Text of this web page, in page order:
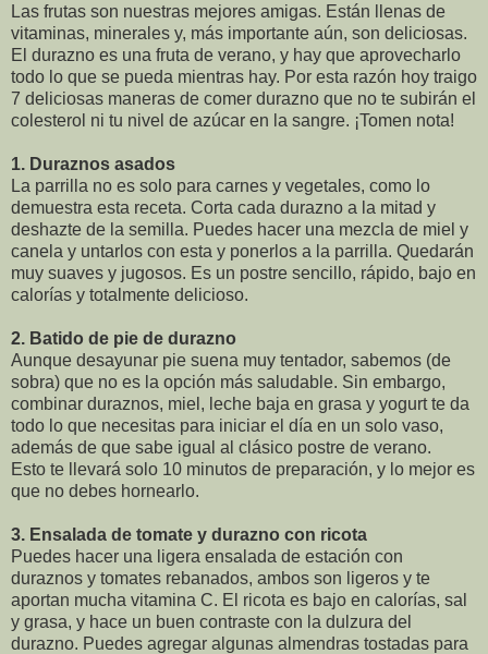
Las frutas son nuestras mejores amigas. Están llenas de
vitaminas, minerales y, más importante aún, son deliciosas.
El durazno es una fruta de verano, y hay que aprovecharlo
todo lo que se pueda mientras hay. Por esta razón hoy traigo
7 deliciosas maneras de comer durazno que no te subirán el
colesterol ni tu nivel de azúcar en la sangre. ¡Tomen nota!
1. Duraznos asados
La parrilla no es solo para carnes y vegetales, como lo
demuestra esta receta. Corta cada durazno a la mitad y
deshazte de la semilla. Puedes hacer una mezcla de miel y
canela y untarlos con esta y ponerlos a la parrilla. Quedarán
muy suaves y jugosos. Es un postre sencillo, rápido, bajo en
calorías y totalmente delicioso.
2. Batido de pie de durazno
Aunque desayunar pie suena muy tentador, sabemos (de
sobra) que no es la opción más saludable. Sin embargo,
combinar duraznos, miel, leche baja en grasa y yogurt te da
todo lo que necesitas para iniciar el día en un solo vaso,
además de que sabe igual al clásico postre de verano.
Esto te llevará solo 10 minutos de preparación, y lo mejor es
que no debes hornearlo.
3. Ensalada de tomate y durazno con ricota
Puedes hacer una ligera ensalada de estación con
duraznos y tomates rebanados, ambos son ligeros y te
aportan mucha vitamina C. El ricota es bajo en calorías, sal
y grasa, y hace un buen contraste con la dulzura del
durazno. Puedes agregar algunas almendras tostadas para